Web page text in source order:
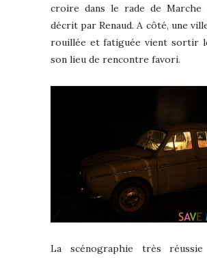
croire dans le rade de Marche
décrit par Renaud. A côté, une
rouillée et fatiguée vient sortir
son lieu de rencontre favori.
La scénographie très